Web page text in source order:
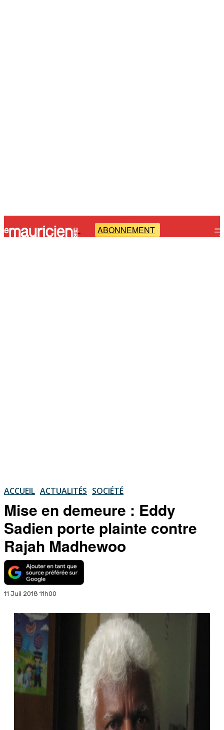
- ABONNEMENT
ACCUEIL ACTUALITÉS SOCIÉTÉ
Mise en demeure : Eddy
Sadien porte plainte contre
Rajah Madhewoo
11 Juil 2018 11h00